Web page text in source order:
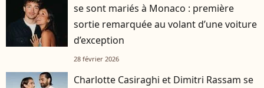
se sont mariés à Monaco : première
sortie remarquée au volant d’une voiture
d’exception
28 février 2026
Charlotte Casiraghi et Dimitri Rassam se